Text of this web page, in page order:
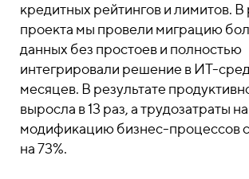
кредитных рейтингов и лимитов. В
проекта мы провели миграцию
данных без простоев и полностью
интегрировали решение в ИТ-
месяцев. В результате
выросла в 13 раз, а трудозатраты на
модификацию бизнес-процессов
на 73%.